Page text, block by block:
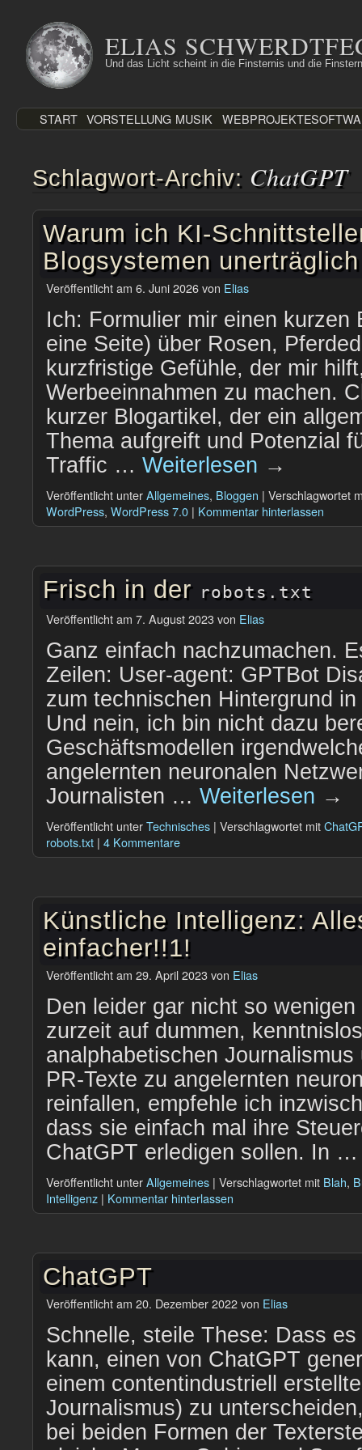
Inhalt
springen
ELIAS
Und das Licht scheint in die Finsternis und die
START VORSTELLUNG MUSIK WEBPROJEKTE
Schlagwort-Archiv: ChatGPT
Warum ich KI-
Blogsystemen
Veröffentlicht am 6. Juni 2026von Elias
Ich: Formulier mir einen kurzen
eine Seite) über Rosen,
kurzfristige Gefühle, der mir
Werbeeinnahmen zu machen.
kurzer Blogartikel, der ein
Thema aufgreift und Potenzial
Traffic … Weiterlesen →
Veröffentlicht unterAllgemeines, Bloggen | Verschlagwortet
WordPress, WordPress 7.0 | Kommentar hinterlassen
Frisch in der robots.txt
Veröffentlicht am 7. August 2023von Elias
Ganz einfach nachzumachen.
Zeilen: User-agent: GPTBot
zum technischen Hintergrund
Und nein, ich bin nicht dazu
Geschäftsmodellen
angelernten neuronalen
Journalisten … Weiterlesen →
Veröffentlicht unterTechnisches | Verschlagwortet mit
robots.txt | 4 Kommentare
Künstliche Intelligenz:
einfacher!!1!
Veröffentlicht am 29. April 2023von Elias
Den leider gar nicht so
zurzeit auf dummen,
analphabetischen
PR-Texte zu angelernten
reinfallen, empfehle ich
dass sie einfach mal ihre
ChatGPT erledigen sollen. In
Veröffentlicht unterAllgemeines | Verschlagwortet mit Blah,
Intelligenz | Kommentar hinterlassen
ChatGPT
Veröffentlicht am 20. Dezember 2022von Elias
Schnelle, steile These: Dass
kann, einen von ChatGPT
einem contentindustriell
Journalismus) zu
bei beiden Formen der